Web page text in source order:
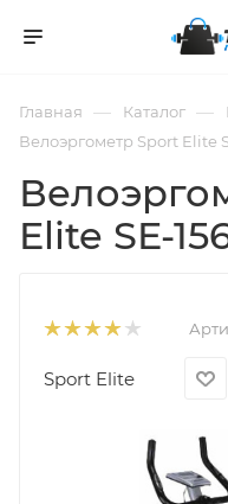
Главная — Каталог —
Велоэргометр Sport Elite
Elite SE-
Sport Elite